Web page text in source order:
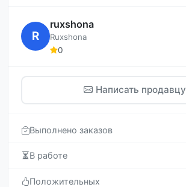
R
ruxshona
Ruxshona
0
Написать продавцу
Выполнено заказов
В работе
Положительных